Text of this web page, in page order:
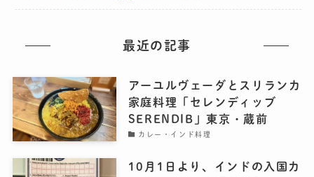
最近の記事
アーユルヴェーダとスリランカ
家庭料理「セレンディッブ
SERENDIB」東京・蔵前
カレー・インド料理
10月1日より、インドの入国カ